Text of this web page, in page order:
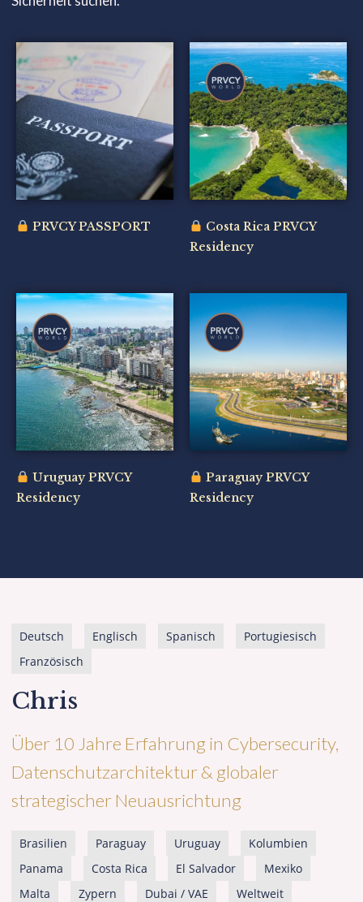
PRVCY PASSPORT
Costa Rica PRVCY
Residency
Uruguay PRVCY
Residency
Paraguay PRVCY
Residency
Deutsch Englisch Spanisch
Portugiesisch
Französisch
Chris
Über 10 Jahre Erfahrung in Cybersecurity,
Datenschutzarchitektur & globaler
strategischer Neuausrichtung
Brasilien Paraguay Uruguay
Kolumbien
Panama
Costa Rica El Salvador
Mexiko
Malta
Zypern Dubai / VAE Weltweit